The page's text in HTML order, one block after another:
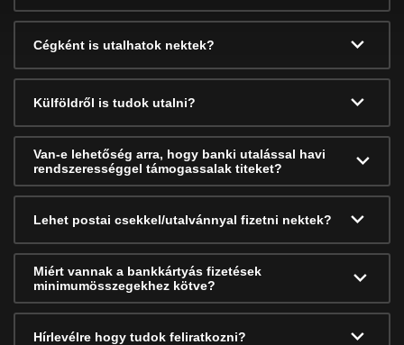
Cégként is utalhatok nektek?
Külföldről is tudok utalni?
Van-e lehetőség arra, hogy banki utalással havi
rendszerességgel támogassalak titeket?
Lehet postai csekkel/utalvánnyal fizetni nektek?
Miért vannak a bankkártyás fizetések
minimumösszegekhez kötve?
Hírlevélre hogy tudok feliratkozni?